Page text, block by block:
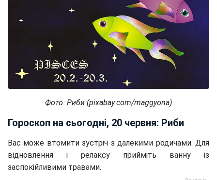
Фото: Риби (pixabay.com/maggyona)
Гороскоп на сьогодні, 20 червня: Риби
Вас може втомити зустріч з далекими родичами. Для
відновлення і релаксу прийміть ванну із
заспокійливими травами.